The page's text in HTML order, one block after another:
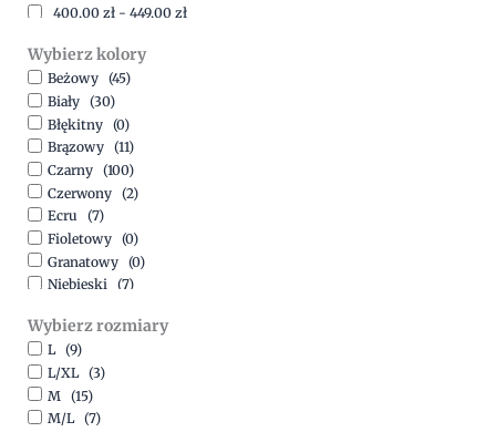
400,00 zł - 449,00 zł
500,00zł-1500,00
Wybierz kolory
Beżowy (45)
Biały (30)
Błękitny (0)
Brązowy (11)
Czarny (100)
Czerwony (2)
Ecru
(7)
Fioletowy (0)
Granatowy (0)
Niebieski (7)
Pomarańczowy
(2)
Różowy
Srebrny
Szary
Turkusowy
Wybierz rozmiary
L (9)
L/XL (3)
M (15)
M/L (7)